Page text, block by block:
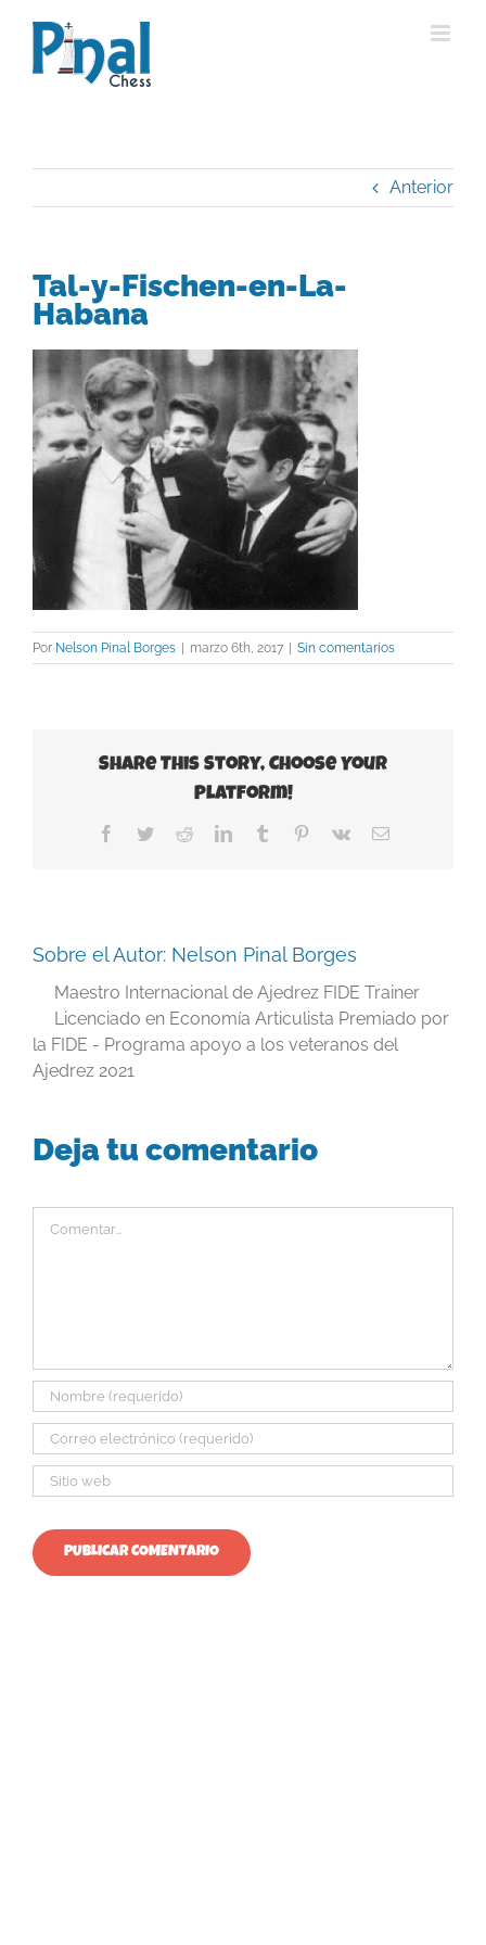
contenido
Anterior
Tal-y-Fischen-en-La-
Habana
Por Nelson Pinal Borges | marzo 6th, 2017 | Sin comentarios
Share This Story, Choose Your
Platform!
Facebook
TwitterRedditLinkedInTumblr Pinterest
Vk
Correo
Sobre el Autor: Nelson Pinal Borges
Maestro Internacional de Ajedrez FIDE Trainer
Licenciado en Economía Articulista Premiado por
la FIDE - Programa apoyo a los veteranos del
Ajedrez 2021
Deja tu comentario